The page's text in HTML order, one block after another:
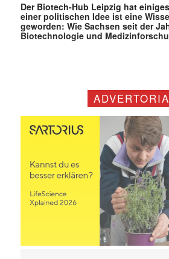
Der Biotech-Hub Leipzig hat
einer politischen Idee ist eine
geworden: Wie Sachsen seit der
Biotechnologie und